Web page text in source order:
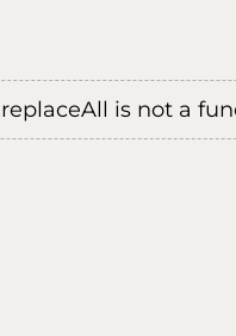
is not a